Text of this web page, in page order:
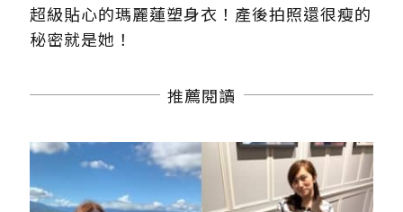
超級貼心的瑪麗蓮塑身衣！產後拍照還很瘦的
秘密就是她！
推薦閱讀